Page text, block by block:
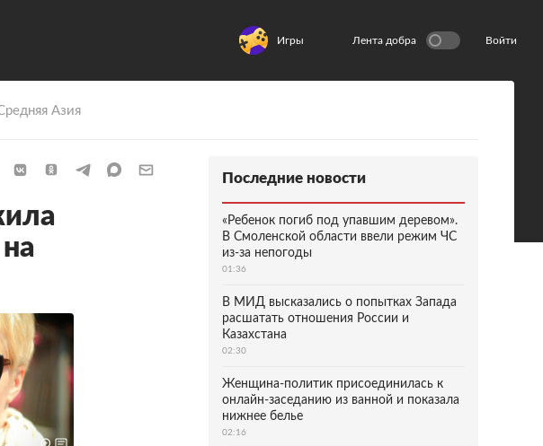
Игры Лента добра Войти
Азия
Последние новости
«Ребенок погиб под упавшим деревом».
В Смоленской области ввели режим ЧС
из-за непогоды
01:36
В МИД высказались о попытках Запада
расшатать отношения России и
Казахстана
02:30
Женщина-политик присоединилась к
онлайн-заседанию из ванной и показала
нижнее белье
02:16